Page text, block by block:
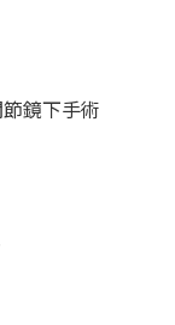
鏡下手術